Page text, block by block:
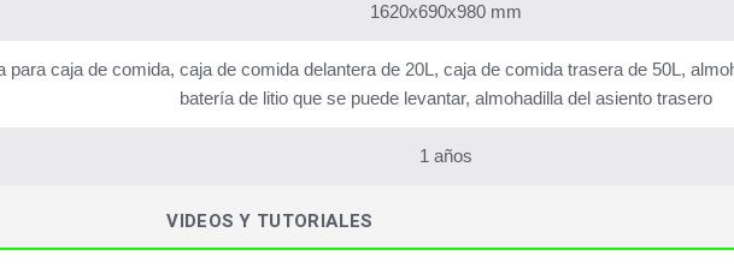
1620x690x980 mm
para caja de comida, caja de comida delantera de 20L, caja de comida trasera de 50L,
batería de litio que se puede levantar, almohadilla del asiento trasero
1 años
VIDEOS Y TUTORIALES